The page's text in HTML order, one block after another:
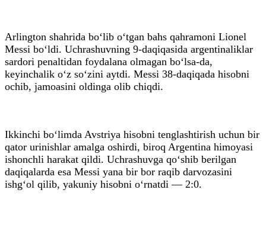
Arlington shahrida bo‘lib o‘tgan bahs qahramoni Lionel
Messi bo‘ldi. Uchrashuvning 9-daqiqasida argentinaliklar
sardori penaltidan foydalana olmagan bo‘lsa-da,
keyinchalik o‘z so‘zini aytdi. Messi 38-daqiqada hisobni
ochib, jamoasini oldinga olib chiqdi.
Ikkinchi bo‘limda Avstriya hisobni tenglashtirish uchun bir
qator urinishlar amalga oshirdi, biroq Argentina himoyasi
ishonchli harakat qildi. Uchrashuvga qo‘shib berilgan
daqiqalarda esa Messi yana bir bor raqib darvozasini
ishg‘ol qilib, yakuniy hisobni o‘rnatdi — 2:0.